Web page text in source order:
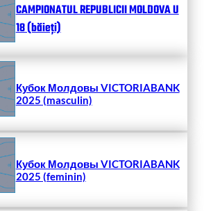
CAMPIONATUL REPUBLICII MOLDOVA U
18 (băieți)
Кубок Молдовы VICTORIABANK
2025 (masculin)
Кубок Молдовы VICTORIABANK
2025 (feminin)